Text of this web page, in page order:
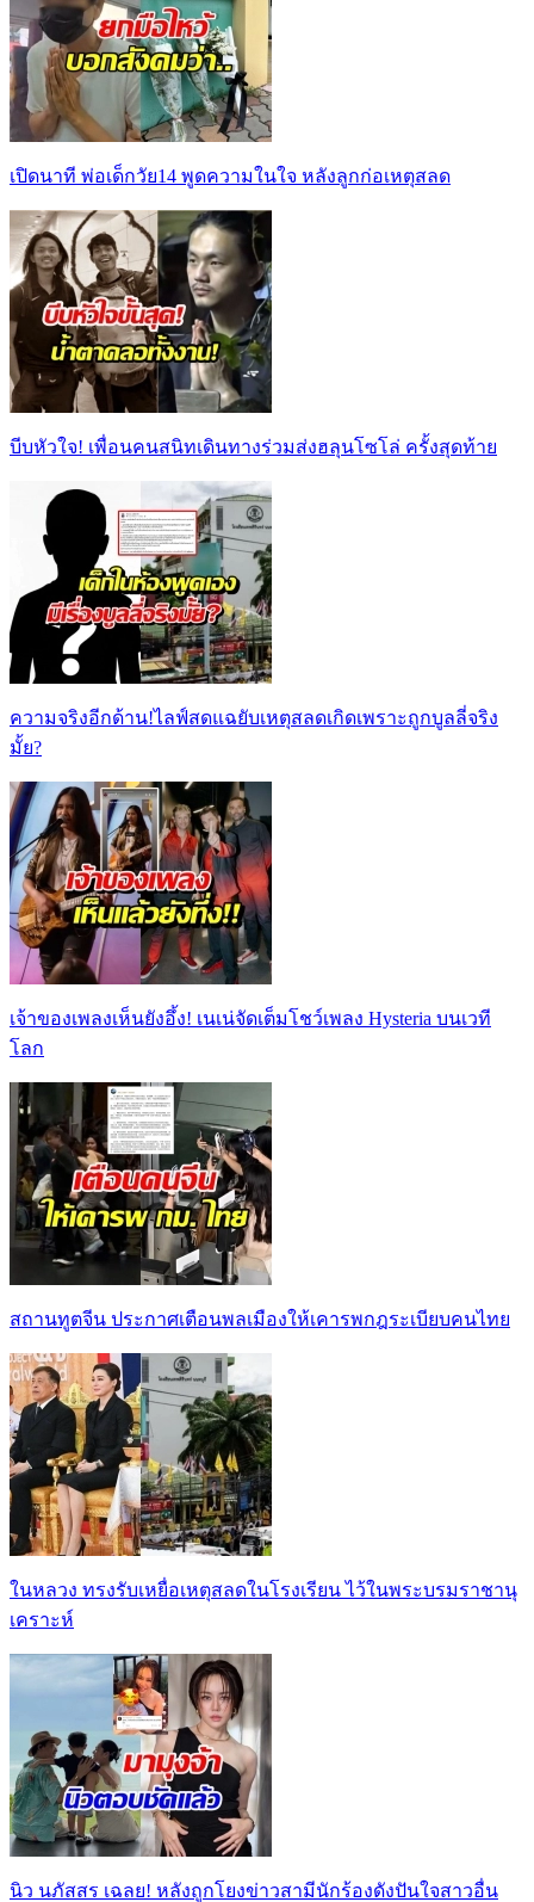
เปิดนาที พ่อเด็กวัย14 พูดความในใจ หลังลูกก่อเหตุสลด
บีบหัวใจ! เพื่อนคนสนิทเดินทางร่วมส่งฮลุนโซโล่ ครั้งสุดท้าย
ความจริงอีกด้าน!ไลฟ์สดแฉยับเหตุสลดเกิดเพราะถูกบูลลี่จริง
มั้ย?
เจ้าของเพลงเห็นยังอึ้ง! เนเน่จัดเต็มโชว์เพลง Hysteria บนเวที
โลก
สถานทูตจีน ประกาศเตือนพลเมืองให้เคารพกฎระเบียบคนไทย
ในหลวง ทรงรับเหยื่อเหตุสลดในโรงเรียน ไว้ในพระบรมราชานุ
เคราะห์
นิว นภัสสร เฉลย! หลังถูกโยงข่าวสามีนักร้องดังปันใจสาวอื่น